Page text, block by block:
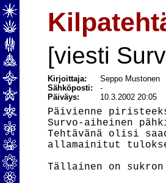
[viesti
Kirjoittaja:
Seppo Mustonen
Sähköposti:-
Päiväys:
10.3.2002 20:05
Päivienne
Survo-aiheinen
Tehtävänä olisi
allamainitut
Tällainen on